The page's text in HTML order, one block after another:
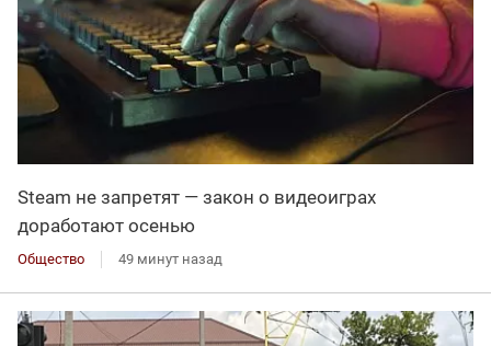
Steam не запретят — закон о видеоиграх
доработают осенью
Общество 49 минут назад